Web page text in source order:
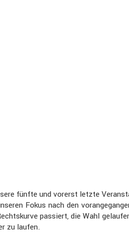
fünfte und vorerst letzte
Fokus nach den
passiert, die Wahl
zu laufen.